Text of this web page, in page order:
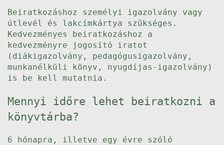
Beiratkozáshoz személyi igazolvány vagy
útlevél és lakcímkártya szükséges.
Kedvezményes beiratkozáshoz a
kedvezményre jogosító iratot
(diákigazolvány, pedagógusigazolvány,
munkanélküli könyv, nyugdíjas-igazolvány)
is be kell mutatnia.
Mennyi időre lehet beiratkozni a
könyvtárba?
6 hónapra, illetve egy évre szóló